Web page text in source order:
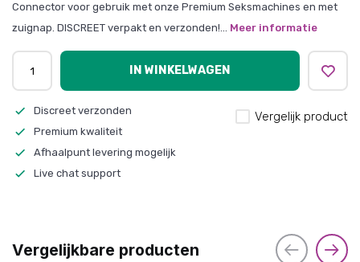
Connector voor gebruik met onze Premium Seksmachines en met
zuignap. DISCREET verpakt en verzonden!... Meer informatie
IN WINKELWAGEN
Discreet verzonden
Premium kwaliteit
Afhaalpunt levering mogelijk
Live chat support
Vergelijk product
Vergelijkbare producten